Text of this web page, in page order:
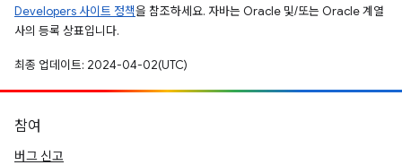
Developers 사이트 정책을 참조하세요. 자바는 Oracle 및/또는 Oracle 계열
사의 등록 상표입니다.
최종 업데이트: 2024-04-02(UTC)
참여
버그 신고